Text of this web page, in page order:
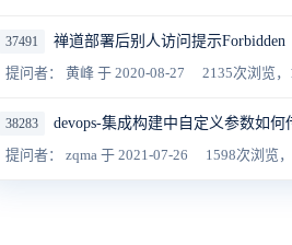
37491 禅道部署后别人访问提示Forbidden
提问者： 黄峰 于 2020-08-27 2135次浏览
38283 devops-集成构建中自定义参数如何
提问者： zqma 于 2021-07-26 1598次浏览